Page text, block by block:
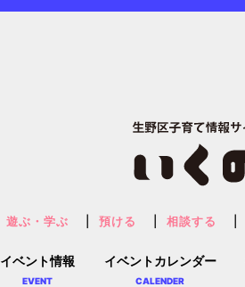
イベント情報
EVENT
イベントカレンダー
CALENDER
遊ぶ・学ぶ 預ける 相談する